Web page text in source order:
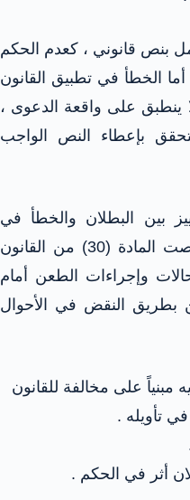
بنص قانوني ، كعدم الحكم
الخطأ في تطبيق القانون
ينطبق على واقعة الدعوى ،
بإعطاء النص الواجب
بين البطلان والخطأ في
القانون في مواضع كثيرة فقد نصت المادة (30) من القانون
في شأن حالات وإجراءات الطعن أمام
النقض في الأحوال
مبنياً على مخالفة للقانون
تأويله .
أثر في الحكم .